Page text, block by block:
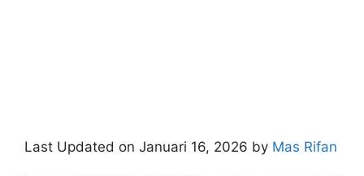
Last Updated on Januari 16, 2026 by Mas Rifan